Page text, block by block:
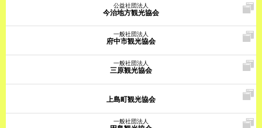
公益社団法人
今治地方観光協会
一般社団法人
府中市観光協会
一般社団法人
三原観光協会
上島町観光協会
一般社団法人